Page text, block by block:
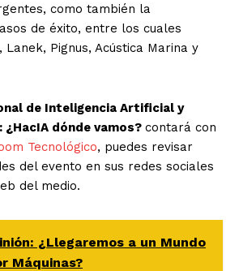
como también la
de éxito, entre los cuales
Pignus, Acústica Marina y
de Inteligencia Artificial y
¿HacIA dónde vamos? contará con
Tecnológico, puedes revisar
del evento en sus redes sociales
del medio.
¿Llegaremos a un Mundo
Máquinas?